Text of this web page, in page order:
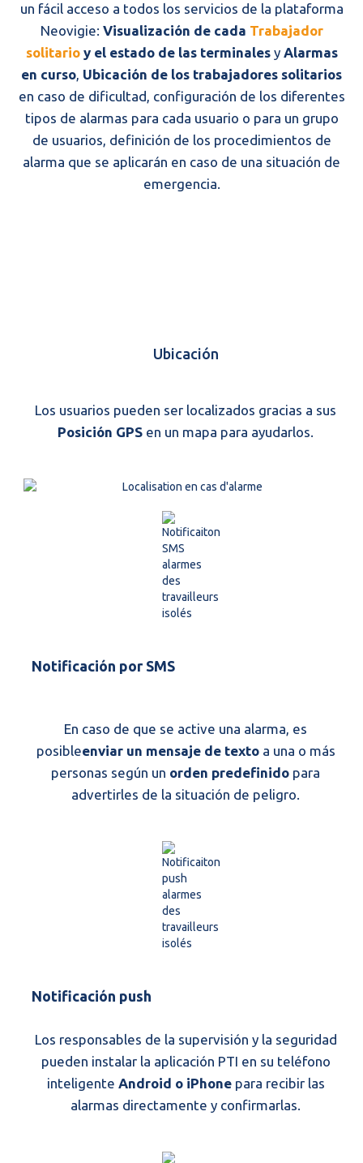
un fácil acceso a todos los servicios de la plataforma
Neovigie: Visualización de cada Trabajador
solitarioy el estado de las terminalesy Alarmas
en curso, Ubicación de los trabajadores solitarios
en caso de dificultad, configuración de los diferentes
tipos de alarmas para cada usuario o para un grupo
de usuarios, definición de los procedimientos de
alarma que se aplicarán en caso de una situación de
emergencia.
Notificación por SMS
En caso de que se active una alarma, es
posibleenviar un mensaje de textoa una o más
personas según un orden predefinido para
advertirles de la situación de peligro.
Notificación push
Los responsables de la supervisión y la seguridad
pueden instalar la aplicación PTI en su teléfono
inteligente Android o iPhonepara recibir las
alarmas directamente y confirmarlas.
Ubicación
Los usuarios pueden ser localizados gracias a sus
Posición GPS en un mapa para ayudarlos.